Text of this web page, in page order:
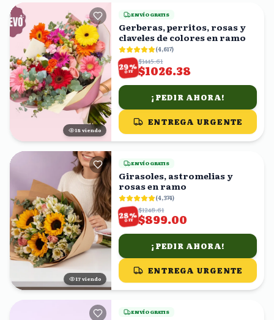
18 viendo
ENVÍO GRATIS
Gerberas, perritos, rosas y
claveles de colores en ramo
(4,617)
29%
OFF
$1445.61
$1026.38
¡PEDIR AHORA!
ENTREGA URGENTE
17 viendo
ENVÍO GRATIS
Girasoles, astromelias y
rosas en ramo
(4,374)
28%
OFF
$1248.61
$899.00
¡PEDIR AHORA!
ENTREGA URGENTE
ENVÍO GRATIS